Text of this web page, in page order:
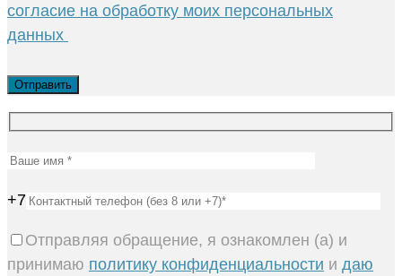
согласие на обработку моих персональных
данных
+7
Отправляя обращение, я ознакомлен (а) и
принимаю политику конфиденциальности и даю